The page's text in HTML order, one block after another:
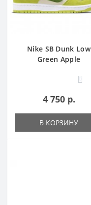
Nike SB Dunk Low
Green Apple
0
4 750 р.
В КОРЗИНУ